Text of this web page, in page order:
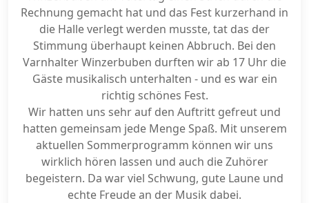
Rechnung gemacht hat und das Fest kurzerhand in
die Halle verlegt werden musste, tat das der
Stimmung überhaupt keinen Abbruch. Bei den
Varnhalter Winzerbuben durften wir ab 17 Uhr die
Gäste musikalisch unterhalten - und es war ein
richtig schönes Fest.
Wir hatten uns sehr auf den Auftritt gefreut und
hatten gemeinsam jede Menge Spaß. Mit unserem
aktuellen Sommerprogramm können wir uns
wirklich hören lassen und auch die Zuhörer
begeistern. Da war viel Schwung, gute Laune und
echte Freude an der Musik dabei.